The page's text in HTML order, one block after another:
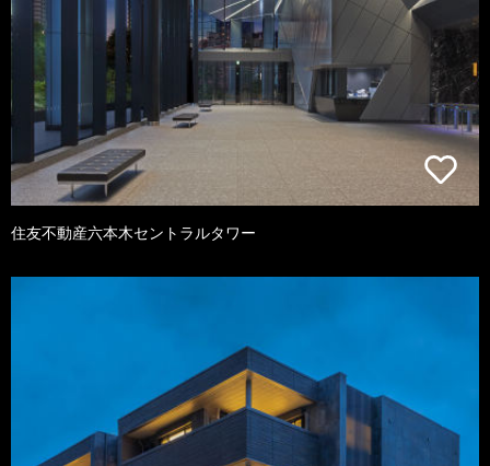
住友不動産六本木セントラルタワー